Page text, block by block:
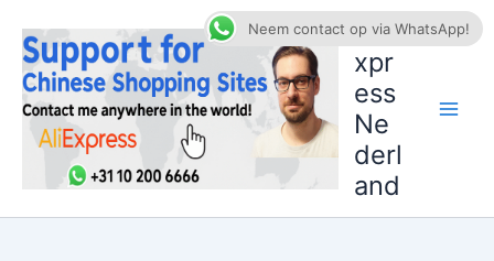
naar
inhoud
AliE
xpr
ess
Ne
derl
and
Neem contact op via WhatsApp!